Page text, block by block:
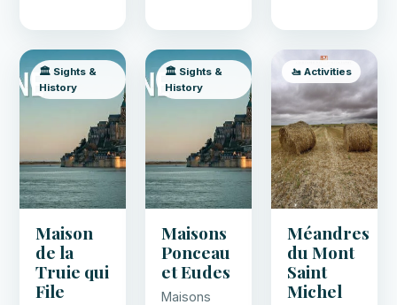
🏛️ Sights &
History
Maison
de la
Truie qui
File
🏛️ Sights &
History
Maisons
Ponceau
et Eudes
Maisons
🚤 Activities
Méandres
du Mont
Saint
Michel